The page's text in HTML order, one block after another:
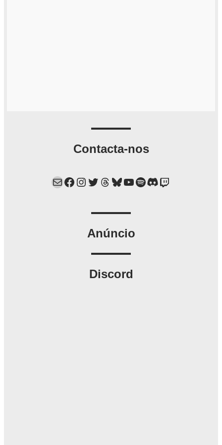
Contacta-nos
Mail Facebook Instagram Twitter Threads Bluesky YouTube Spotify Discord Twitch
Anúncio
Discord